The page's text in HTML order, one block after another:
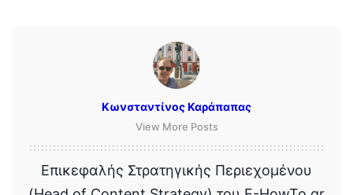
Κωνσταντίνος Καράπαπας
View More Posts
Επικεφαλής Στρατηγικής Περιεχομένου